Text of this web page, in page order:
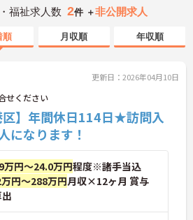
福祉求人数 2件 ＋非公開求人
順 月収順 年収順
更新日：2026年04月10日
せください
区】年間休日114日★訪問入
になります！
万円～24.0万円程度※諸手当込
円～288万円月収×12ヶ月 賞与